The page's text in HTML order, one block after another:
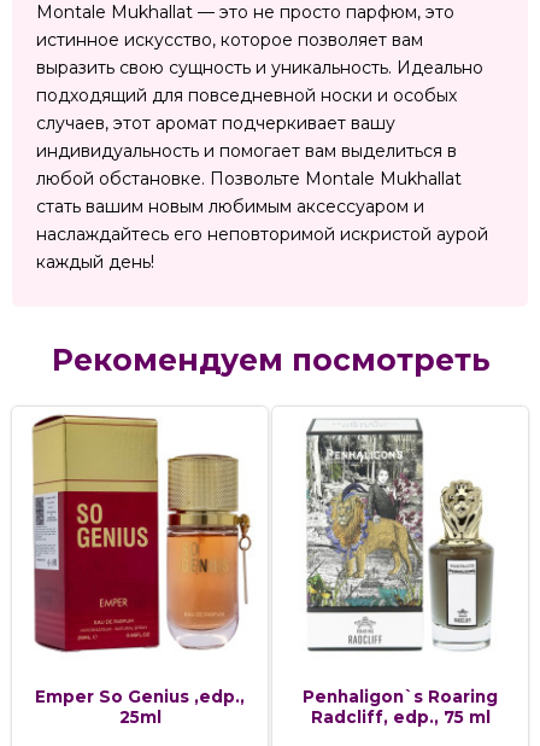
Montale Mukhallat — это не просто парфюм, это
истинное искусство, которое позволяет вам
выразить свою сущность и уникальность. Идеально
подходящий для повседневной носки и особых
случаев, этот аромат подчеркивает вашу
индивидуальность и помогает вам выделиться в
любой обстановке. Позвольте Montale Mukhallat
стать вашим новым любимым аксессуаром и
наслаждайтесь его неповторимой искристой аурой
каждый день!
Рекомендуем посмотреть
Emper So Genius ,edp.,
25ml
Penhaligon`s Roaring
Radcliff, edp., 75 ml